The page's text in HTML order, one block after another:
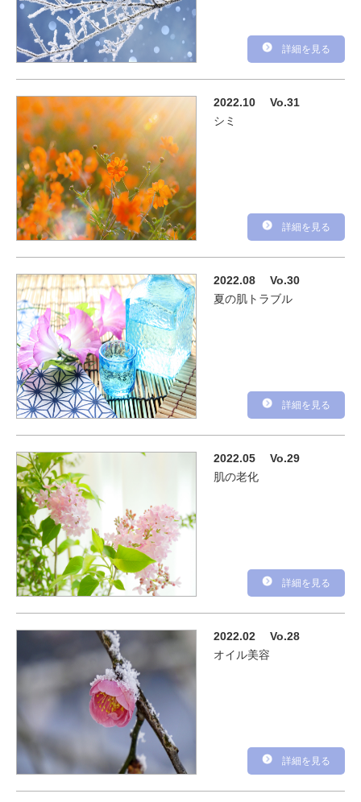
詳細を見る
2022.10 Vo.31
シミ
詳細を見る
2022.08 Vo.30
夏の肌トラブル
詳細を見る
2022.05 Vo.29
肌の老化
詳細を見る
2022.02 Vo.28
オイル美容
詳細を見る